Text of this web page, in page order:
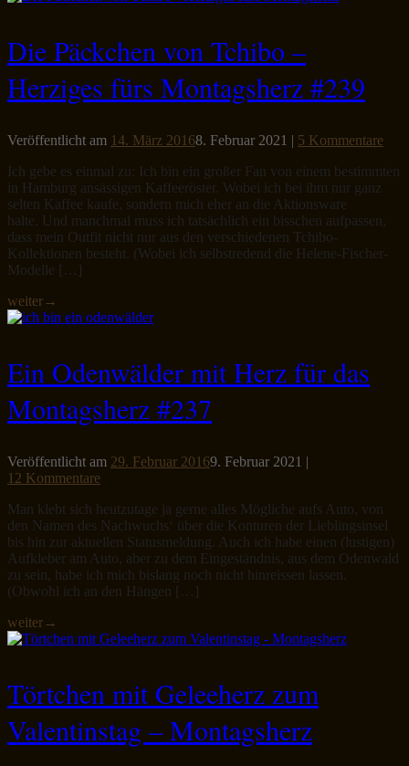
Die Päckchen von Tchibo –
Herziges fürs Montagsherz #239
Veröffentlicht am 14. März 20168. Februar 2021 | 5 Kommentare
Ich gebe es einmal zu: Ich bin ein großer Fan von einem bestimmten
in Hamburg ansässigen Kaffeeröster. Wobei ich bei ihm nur ganz
selten Kaffee kaufe, sondern mich eher an die Aktionsware
halte. Und manchmal muss ich tatsächlich ein bisschen aufpassen,
dass mein Outfit nicht nur aus den verschiedenen Tchibo-
Kollektionen besteht. (Wobei ich selbstredend die Helene-Fischer-
Modelle […]
weiter→
Ein Odenwälder mit Herz für das
Montagsherz #237
Veröffentlicht am 29. Februar 20169. Februar 2021 |
12 Kommentare
Man klebt sich heutzutage ja gerne alles Mögliche aufs Auto, von
den Namen des Nachwuchs‘ über die Konturen der Lieblingsinsel
bis hin zur aktuellen Statusmeldung. Auch ich habe einen (lustigen)
Aufkleber am Auto, aber zu dem Eingeständnis, aus dem Odenwald
zu sein, habe ich mich bislang noch nicht hinreissen lassen.
(Obwohl ich an den Hängen […]
weiter→
Törtchen mit Geleeherz zum
Valentinstag – Montagsherz